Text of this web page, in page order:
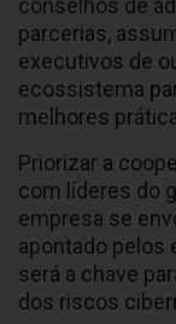
conselhos de
parcerias,
executivos de
ecossistema
melhores
Priorizar a
com líderes do
empresa se
apontado pelos
será a chave
dos riscos